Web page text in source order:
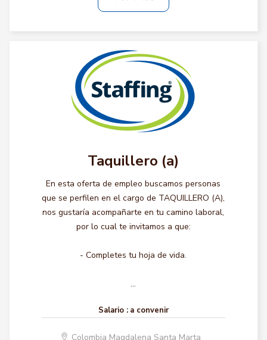
Taquillero (a)
En esta oferta de empleo buscamos personas
que se perfilen en el cargo de TAQUILLERO (A),
nos gustaría acompañarte en tu camino laboral,
por lo cual te invitamos a que:
- Completes tu hoja de vida.
...
Salario : a convenir
Colombia Magdalena Santa Marta